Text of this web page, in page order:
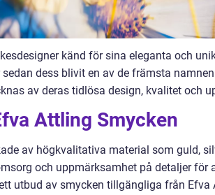
känd för sina eleganta och
dess blivit en av de främsta
av deras tidlösa design, kvalitet och
Attling Smycken
av högkvalitativa material som guld,
och uppmärksamhet på detaljer för
utbud av smycken tillgängliga från Efva